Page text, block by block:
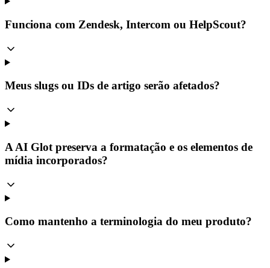
Funciona com Zendesk, Intercom ou HelpScout?
Meus slugs ou IDs de artigo serão afetados?
A AI Glot preserva a formatação e os elementos de
mídia incorporados?
Como mantenho a terminologia do meu produto?